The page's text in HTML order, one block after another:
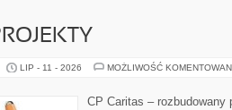
LIP - 11 - 2026 MOŻLIWOŚĆ
CP Caritas – rozbudowany